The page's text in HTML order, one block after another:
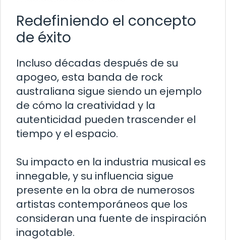
Redefiniendo el concepto
de éxito
Incluso décadas después de su
apogeo, esta banda de rock
australiana sigue siendo un ejemplo
de cómo la creatividad y la
autenticidad pueden trascender el
tiempo y el espacio.
Su impacto en la industria musical es
innegable, y su influencia sigue
presente en la obra de numerosos
artistas contemporáneos que los
consideran una fuente de inspiración
inagotable.